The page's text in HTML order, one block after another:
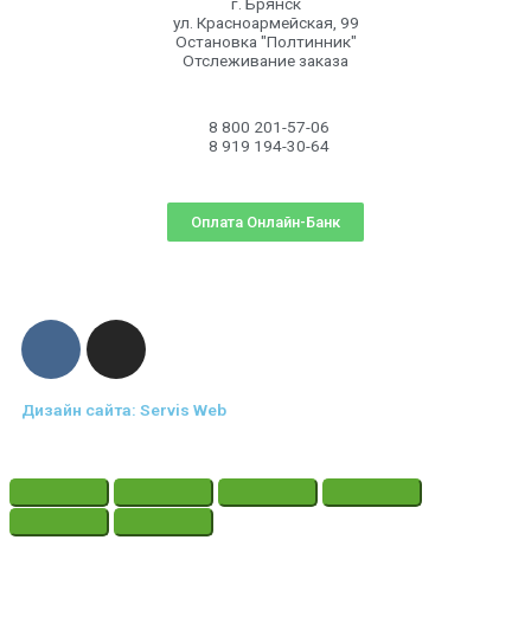
ул. Красноармейская, 99
Остановка "Полтинник"
Отслеживание заказа
8 800 201-57-06
8 919 194-30-64
Оплата Онлайн-Банк
Дизайн сайта: Servis Web